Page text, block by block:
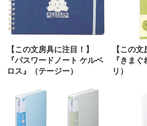
【この文房具に注目！】
『パスワードノート ケルベ
ロス』（テージー）
【この文
『きま
リ）